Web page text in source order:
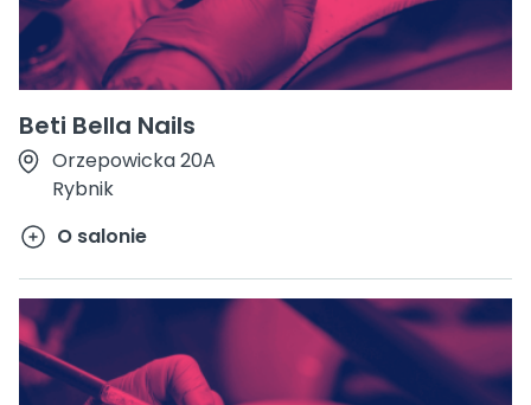
Beti Bella Nails
Orzepowicka 20A
Rybnik
O salonie